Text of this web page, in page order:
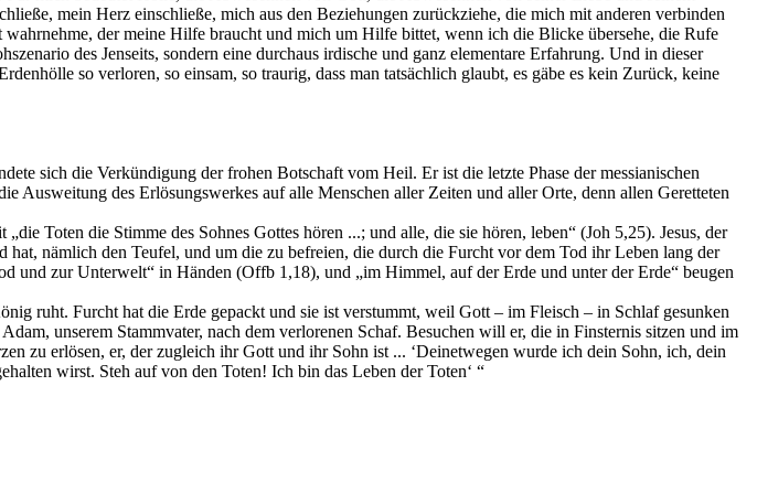
mein Herz einschließe, mich aus den Beziehungen zurückziehe, die mich mit anderen verbinden
der meine Hilfe braucht und mich um Hilfe bittet, wenn ich die Blicke übersehe, die Rufe
des Jenseits, sondern eine durchaus irdische und ganz elementare Erfahrung. Und in dieser
so verloren, so einsam, so traurig, dass man tatsächlich glaubt, es gäbe es kein Zurück, keine
sich die Verkündigung der frohen Botschaft vom Heil. Er ist die letzte Phase der messianischen
Ausweitung des Erlösungswerkes auf alle Menschen aller Zeiten und aller Orte, denn allen Geretteten
Toten die Stimme des Sohnes Gottes hören ...; und alle, die sie hören, leben“ (Joh 5,25). Jesus, der
nämlich den Teufel, und um die zu befreien, die durch die Furcht vor dem Tod ihr Leben lang der
und zur Unterwelt“ in Händen (Offb 1,18), und „im Himmel, auf der Erde und unter der Erde“ beugen
ruht. Furcht hat die Erde gepackt und sie ist verstummt, weil Gott – im Fleisch – in Schlaf gesunken
unserem Stammvater, nach dem verlorenen Schaf. Besuchen will er, die in Finsternis sitzen und im
zu erlösen, er, der zugleich ihr Gott und ihr Sohn ist ... ‘Deinetwegen wurde ich dein Sohn, ich, dein
wirst. Steh auf von den Toten! Ich bin das Leben der Toten‘ “